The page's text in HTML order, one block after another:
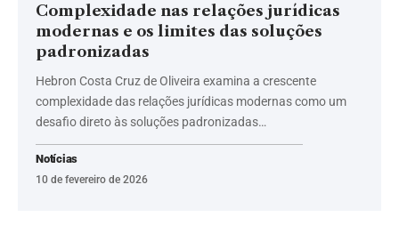
Complexidade nas relações jurídicas
modernas e os limites das soluções
padronizadas
Hebron Costa Cruz de Oliveira examina a crescente
complexidade das relações jurídicas modernas como um
desafio direto às soluções padronizadas…
Notícias
10 de fevereiro de 2026